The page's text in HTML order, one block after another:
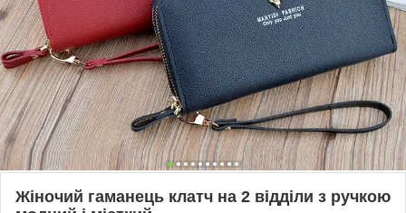
Жіночий гаманець клатч на 2 відділи з ручкою